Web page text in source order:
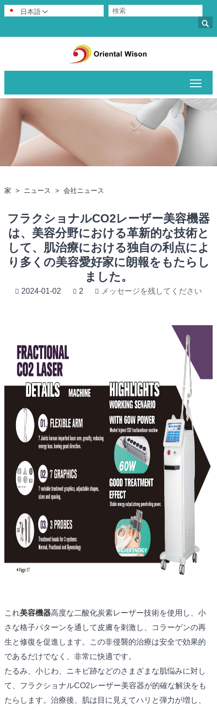

日本語 
家 > ニュース > 会社ニュース
フラクショナルCO2レーザー美容機器
は、美容分野における革新的な技術と
して、肌治療における独自の利点によ
り多くの美容愛好家に朗報をもたらし
ました。
2024-01-02 2 メッセージを残してください
これ美容機器高度な二酸化炭素レーザー技術を使用し、小
さな格子パターンを通して皮膚を刺激し、コラーゲンの再
生と修復を促進します。この非侵襲的治療は安全で効果的
であるだけでなく、非常に快適です。
たるみ、小じわ、ニキビ跡などのさまざまな肌悩みに対し
て、フラクショナルCO2レーザー美容器が的確な解決をも
たらします。治療後、肌は目に見えてハリと弾力が増し、